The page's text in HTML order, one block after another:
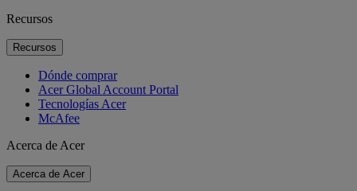
Recursos
Recursos
Dónde comprar
Acer Global Account Portal
Tecnologías Acer
McAfee
Acerca de Acer
Acerca de Acer